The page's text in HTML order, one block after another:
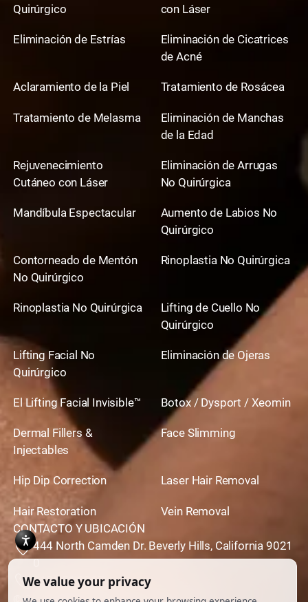
Quirúrgico
con Láser
Eliminación de Estrías
Eliminación de Cicatrices
de Acné
Aclaramiento de la Piel Tratamiento de Rosácea
Tratamiento de Melasma
Eliminación de Manchas
de la Edad
Rejuvenecimiento
Cutáneo con Láser
Eliminación de Arrugas
No Quirúrgica
Mandíbula Espectacular
Aumento de Labios No
Quirúrgico
Contorneado de Mentón
No Quirúrgico
Rinoplastia No Quirúrgica
Rinoplastia No Quirúrgica
Lifting de Cuello No
Quirúrgico
Lifting Facial No
Quirúrgico
Eliminación de Ojeras
El Lifting Facial Invisible™ Botox / Dysport / Xeomin
Dermal Fillers &
Injectables
Face Slimming
Hip Dip Correction Laser Hair Removal
Hair Restoration
Vein Removal
CONTACTO Y UBICACIÓN
444 North Camden Dr. Beverly Hills, California 9021
0
310,651,6267